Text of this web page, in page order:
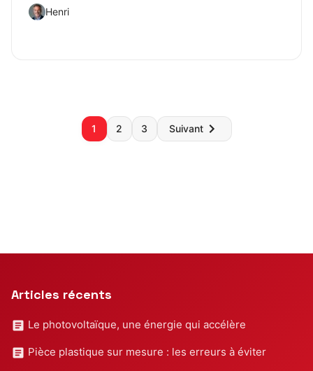
Henri
Pagination
des
1 2 3 Suivant
Articles récents
Le photovoltaïque, une énergie qui accélère
Pièce plastique sur mesure : les erreurs à éviter